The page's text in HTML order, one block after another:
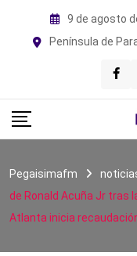
9 de agosto
Península de
Pegaisimafm
de Ronald Acuña Jr tras
Atlanta inicia